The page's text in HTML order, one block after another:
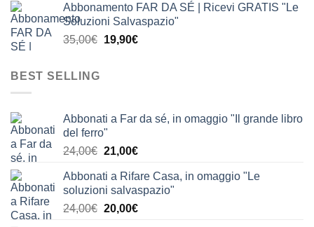
originale
era:
63,90€.
attuale
è:
39,90€.
Abbonamento FAR DA SÉ | Ricevi GRATIS "Le
Soluzioni Salvaspazio"
35,00€ Il
19,90€Il
BEST SELLING
Abbonati a Far da sé, in omaggio "Il grande libro
del ferro"
24,00€ Il
originale
era:
24,00€.
21,00€Il
attuale
è:
21,00€.
Abbonati a Rifare Casa, in omaggio "Le
soluzioni salvaspazio"
24,00€ Il
20,00€Il